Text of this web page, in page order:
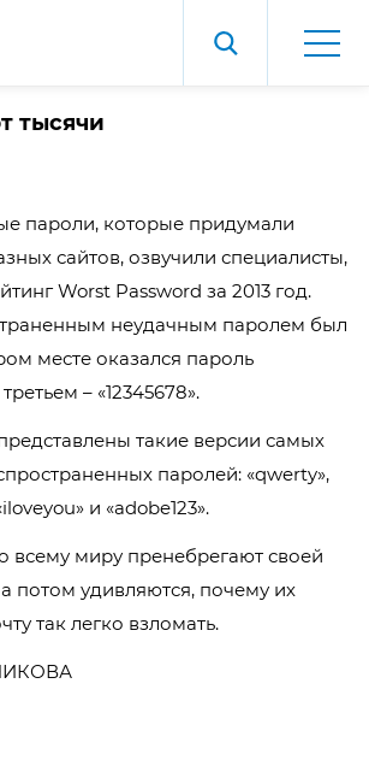
тысячи
пароли, которые придумали
сайтов, озвучили специалисты,
Worst Password за 2013 год.
неудачным паролем был
месте оказался пароль
– «12345678».
такие версии самых
паролей: «qwerty»,
«iloveyou» и «adobe123».
всему миру пренебрегают своей
потом удивляются, почему их
так легко взломать.